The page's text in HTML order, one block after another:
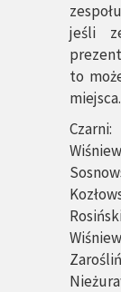
jeśli
to
miejsca.